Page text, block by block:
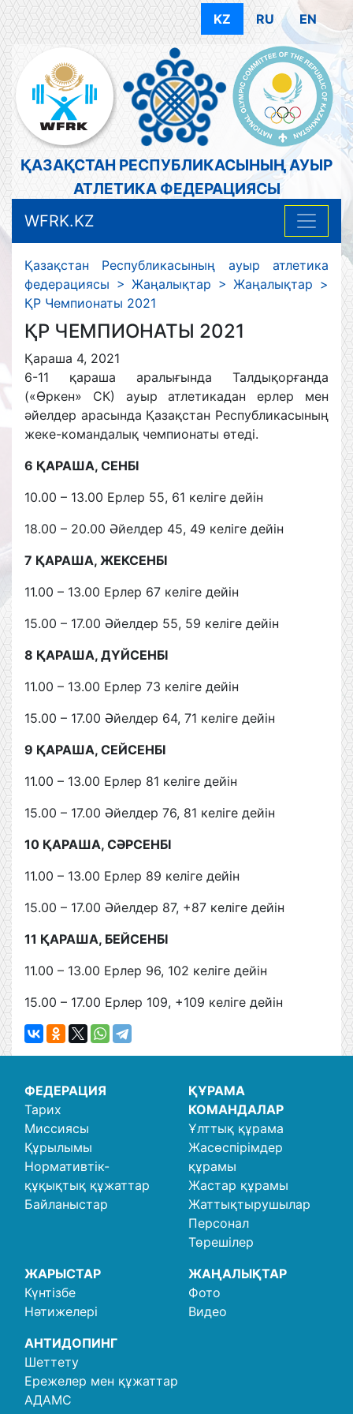
KZ RU EN
ҚАЗАҚСТАН РЕСПУБЛИКАСЫНЫҢ АУЫР
АТЛЕТИКА ФЕДЕРАЦИЯСЫ
WFRK.KZ
Қазақстан Республикасының ауыр атлетика
федерациясы >Жаңалықтар >Жаңалықтар >
ҚР Чемпионаты 2021
ҚР ЧЕМПИОНАТЫ 2021
Қараша 4, 2021
6-11 қараша аралығында Талдықорғанда
(«Өркен» СК) ауыр атлетикадан ерлер мен
әйелдер арасында Қазақстан Республикасының
жеке-командалық чемпионаты өтеді.
6 ҚАРАША, СЕНБІ
10.00 – 13.00 Ерлер 55, 61 келіге дейін
18.00 – 20.00 Әйелдер 45, 49 келіге дейін
7 ҚАРАША, ЖЕКСЕНБІ
11.00 – 13.00 Ерлер 67 келіге дейін
15.00 – 17.00 Әйелдер 55, 59 келіге дейін
8 ҚАРАША, ДҮЙСЕНБІ
11.00 – 13.00 Ерлер 73 келіге дейін
15.00 – 17.00 Әйелдер 64, 71 келіге дейін
9 ҚАРАША, СЕЙСЕНБІ
11.00 – 13.00 Ерлер 81 келіге дейін
15.00 – 17.00 Әйелдер 76, 81 келіге дейін
10 ҚАРАША, СӘРСЕНБІ
11.00 – 13.00 Ерлер 89 келіге дейін
15.00 – 17.00 Әйелдер 87, +87 келіге дейін
11 ҚАРАША, БЕЙСЕНБІ
11.00 – 13.00 Ерлер 96, 102 келіге дейін
15.00 – 17.00 Ерлер 109, +109 келіге дейін
ФЕДЕРАЦИЯ
Тарих
Миссиясы
Құрылымы
Нормативтік-
құқықтық құжаттар
Байланыстар
ҚҰРАМА
КОМАНДАЛАР
Ұлттық құрама
Жасөспірімдер
құрамы
Жастар құрамы
Жаттықтырушылар
Персонал
Төрешілер
ЖАРЫСТАР
Күнтізбе
Нәтижелері
ЖАҢАЛЫҚТАР
Фото
Видео
АНТИДОПИНГ
Шеттету
Ережелер мен құжаттар
АДАМС